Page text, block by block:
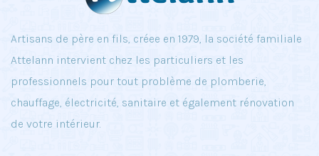
Artisans de père en fils, créee en 1979, la société familiale
Attelann intervient chez les particuliers et les
professionnels pour tout problème de plomberie,
chauffage, électricité, sanitaire et également rénovation
de votre intérieur.